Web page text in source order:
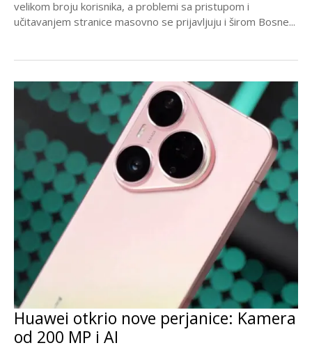
velikom broju korisnika, a problemi sa pristupom i
učitavanjem stranice masovno se prijavljuju i širom Bosne...
Huawei otkrio nove perjanice: Kamera
od 200 MP i AI